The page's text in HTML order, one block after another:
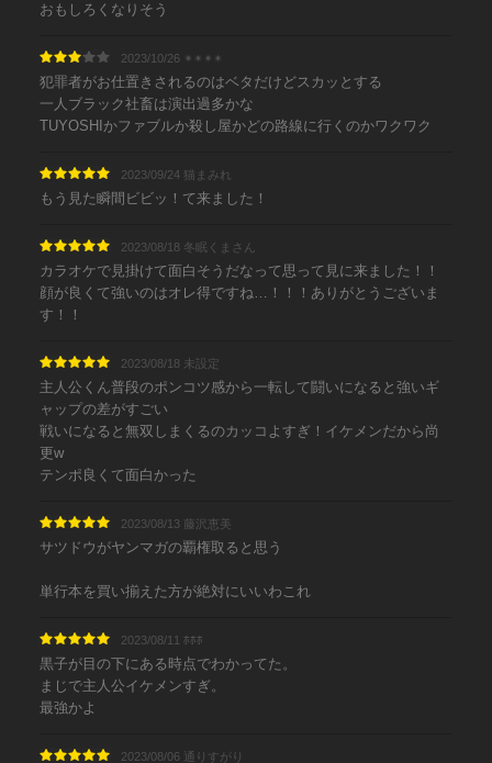
おもしろくなりそう
2023/10/26 ✴︎✴︎✴︎✴︎
犯罪者がお仕置きされるのはベタだけどスカッとする
一人ブラック社畜は演出過多かな
TUYOSHIかファブルか殺し屋かどの路線に行くのかワクワク
2023/09/24 猫まみれ
もう見た瞬間ビビッ！て来ました！
2023/08/18 冬眠くまさん
カラオケで見掛けて面白そうだなって思って見に来ました！！
顔が良くて強いのはオレ得ですね…！！！ありがとうございま
す！！
2023/08/18 未設定
主人公くん普段のポンコツ感から一転して闘いになると強いギ
ャップの差がすごい
戦いになると無双しまくるのカッコよすぎ！イケメンだから尚
更w
テンポ良くて面白かった
2023/08/13 藤沢恵美
サツドウがヤンマガの覇権取ると思う
単行本を買い揃えた方が絶対にいいわこれ
2023/08/11 ﾎﾎﾎ
黒子が目の下にある時点でわかってた。
まじで主人公イケメンすぎ。
最強かよ
2023/08/06 通りすがり